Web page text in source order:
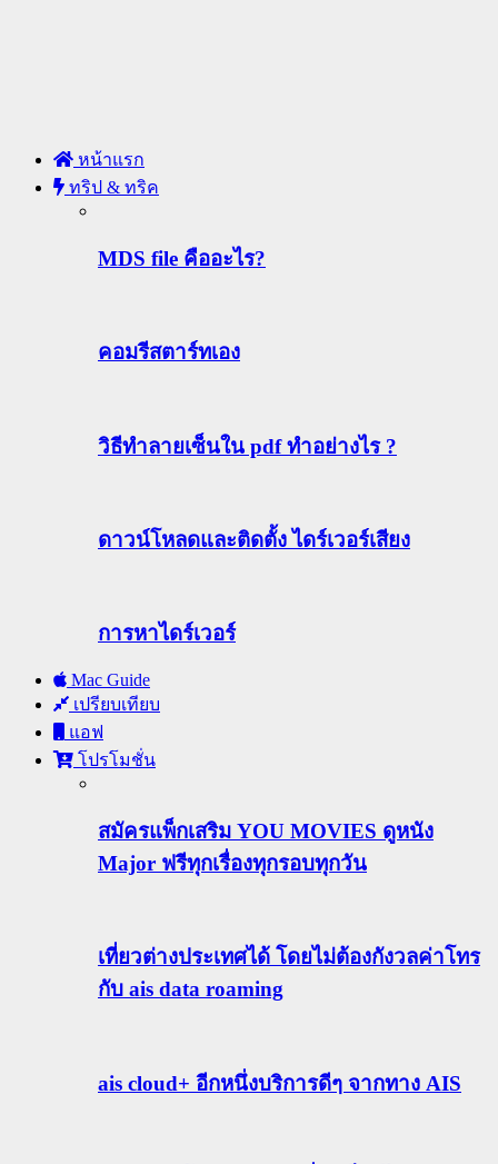
หน้าแรก
ทริป & ทริค
MDS file คืออะไร?
คอมรีสตาร์ทเอง
วิธีทําลายเซ็นใน pdf ทำอย่างไร ?
ดาวน์โหลดและติดตั้ง ไดร์เวอร์เสียง
การหาไดร์เวอร์
Mac Guide
เปรียบเทียบ
แอฟ
โปรโมชั่น
สมัครแพ็กเสริม YOU MOVIES ดูหนัง
Major ฟรีทุกเรื่องทุกรอบทุกวัน
เที่ยวต่างประเทศได้ โดยไม่ต้องกังวลค่าโทร
กับ ais data roaming
ais cloud+ อีกหนึ่งบริการดีๆ จากทาง AIS